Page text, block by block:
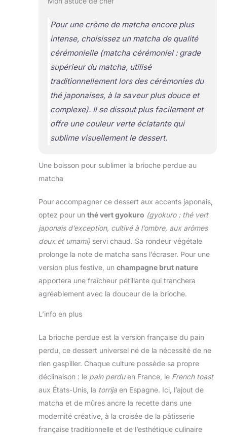
Pour une crème de matcha encore plus
intense, choisissez un matcha de qualité
cérémonielle (matcha cérémoniel : grade
supérieur du matcha, utilisé
traditionnellement lors des cérémonies du
thé japonaises, à la saveur plus douce et
complexe). Il se dissout plus facilement et
offre une couleur verte éclatante qui
sublime visuellement le dessert.
Une boisson pour sublimer la brioche perdue au
matcha
Pour accompagner ce dessert aux accents japonais,
optez pour un thé vert gyokuro (gyokuro : thé vert
japonais d’exception, cultivé à l’ombre, aux arômes
doux et umami) servi chaud. Sa rondeur végétale
prolonge la note de matcha sans l’écraser. Pour une
version plus festive, un champagne brut nature
apportera une fraîcheur pétillante qui tranchera
agréablement avec la douceur de la brioche.
L’info en plus
La brioche perdue est la version française du pain
perdu, ce dessert universel né de la nécessité de ne
rien gaspiller. Chaque culture possède sa propre
déclinaison : le pain perduen France, le French toast
aux États-Unis, la torrija en Espagne. Ici, l’ajout de
matcha et de mûres ancre la recette dans une
modernité créative, à la croisée de la pâtisserie
française traditionnelle et de l’esthétique culinaire